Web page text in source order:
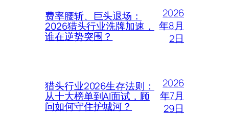
费率腰斩、巨头退场：
2026猎头行业洗牌加速，
谁在逆势突围？
2026
年8月
2日
猎头行业2026生存法则：
从十大榜单到AI面试，顾
问如何守住护城河？
2026
年7月
29日